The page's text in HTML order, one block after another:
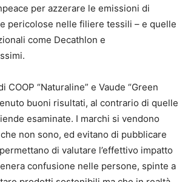
per azzerare le emissioni di
pericolose nelle filiere tessili – e quelle
come Decathlon e
COOP “Naturaline” e Vaude “Green
buoni risultati, al contrario di quelle
esaminate. I marchi si vendono
non sono, ed evitano di pubblicare
di valutare l’effettivo impatto
confusione nelle persone, spinte a